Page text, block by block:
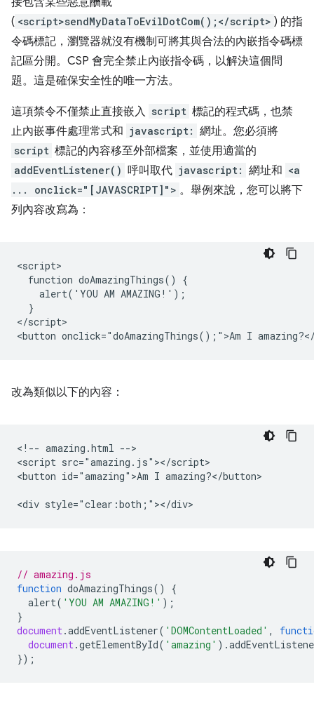
( <script>sendMyDataToEvilDotCom();</script> ) 的指
令碼標記，瀏覽器就沒有機制可將其與合法的內嵌指令碼標
記區分開。CSP 會完全禁止內嵌指令碼，以解決這個問
題。這是確保安全性的唯一方法。
這項禁令不僅禁止直接嵌入 script 標記的程式碼，也禁
止內嵌事件處理常式和 javascript: 網址。您必須將
script 標記的內容移至外部檔案，並使用適當的
addEventListener() 呼叫取代 javascript: 網址和 <a
... onclick="[JAVASCRIPT]"> 。舉例來說，您可以將下
列內容改寫為：
<script>
  function doAmazingThings() {
    alert('YOU AM AMAZING!');
  }
</script>
改為類似以下的內容：
<!-- amazing.html -->
<script src="amazing.js"></script>
<button id="amazing">Am I amazing?</button>
// amazing.js
function doAmazingThings()
{
alert( 'YOU AM AMAZING!' );
}
document .addEventListener( 'DOMContentLoaded' ,
document .getElementById( 'amazing' ).
});